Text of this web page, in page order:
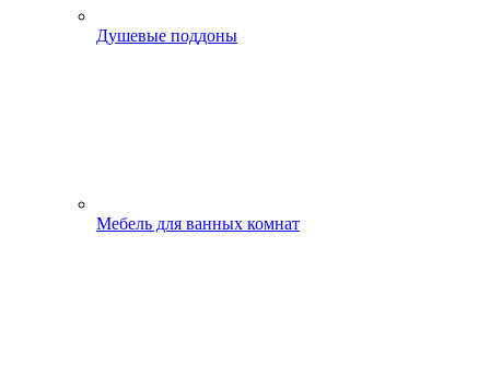
Душевые поддоны
Мебель для ванных комнат